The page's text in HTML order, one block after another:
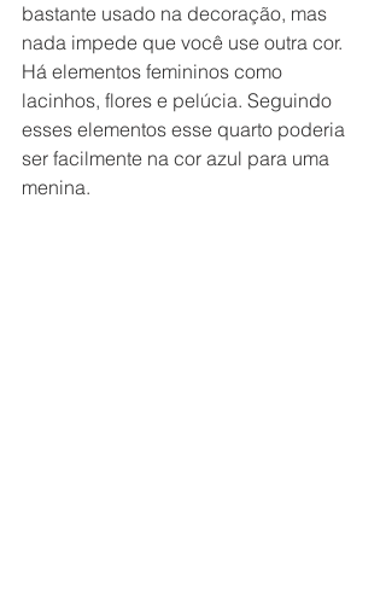
bastante usado na decoração, mas
nada impede que você use outra cor.
Há elementos femininos como
lacinhos, flores e pelúcia. Seguindo
esses elementos esse quarto poderia
ser facilmente na cor azul para uma
menina.